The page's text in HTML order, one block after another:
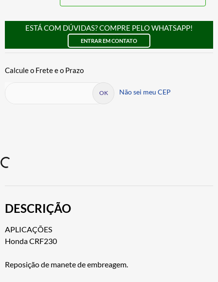
ESTÁ COM DÚVIDAS? COMPRE PELO WHATSAPP!
ENTRAR EM CONTATO
Não sei meu CEP
DESCRIÇÃO
APLICAÇÕES
Honda CRF230
Reposição de manete de embreagem.